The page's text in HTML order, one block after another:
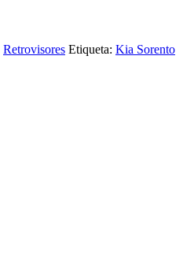
Retrovisores Etiqueta: Kia Sorento